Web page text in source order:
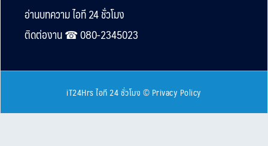
Footer
อ่านบทความ ไอที 24 ชั่วโมง
ติดต่องาน ☎︎ 080-2345023
iT24Hrs ไอที 24 ชั่วโมง © Privacy Policy